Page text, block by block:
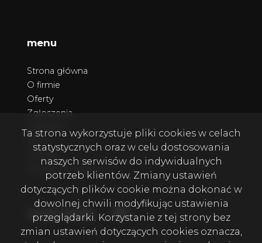
menu
Strona główna
O firmie
Oferty
Zgłoszenia
Kontakt
Polityka prywatności
social media Facebook
Facebook
Ta strona wykorzystuje pliki cookies w celach
statystycznych oraz w celu dostosowania
naszych serwisów do indywidualnych
potrzeb klientów. Zmiany ustawień
dotyczących plików cookie można dokonać w
dowolnej chwili modyfikując ustawienia
przeglądarki. Korzystanie z tej strony bez
zmian ustawień dotyczących cookies oznacza,